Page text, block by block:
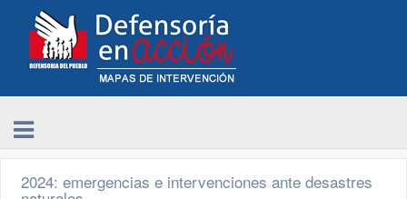
2024: emergencias e intervenciones ante desastres